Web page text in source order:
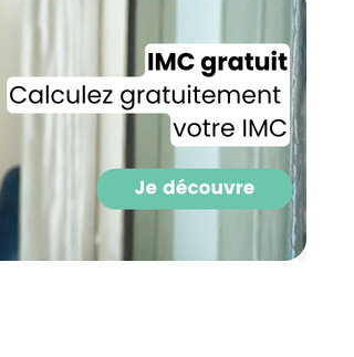
recettes inédites de
!
Ainsi que la newsletter
Je consens à ce que la société
Prisma Players analyse le taux